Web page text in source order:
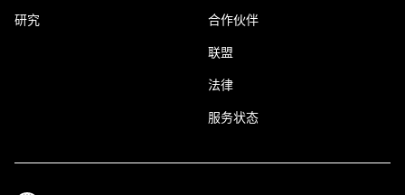
研究 合作伙伴
联盟
法律
服务状态